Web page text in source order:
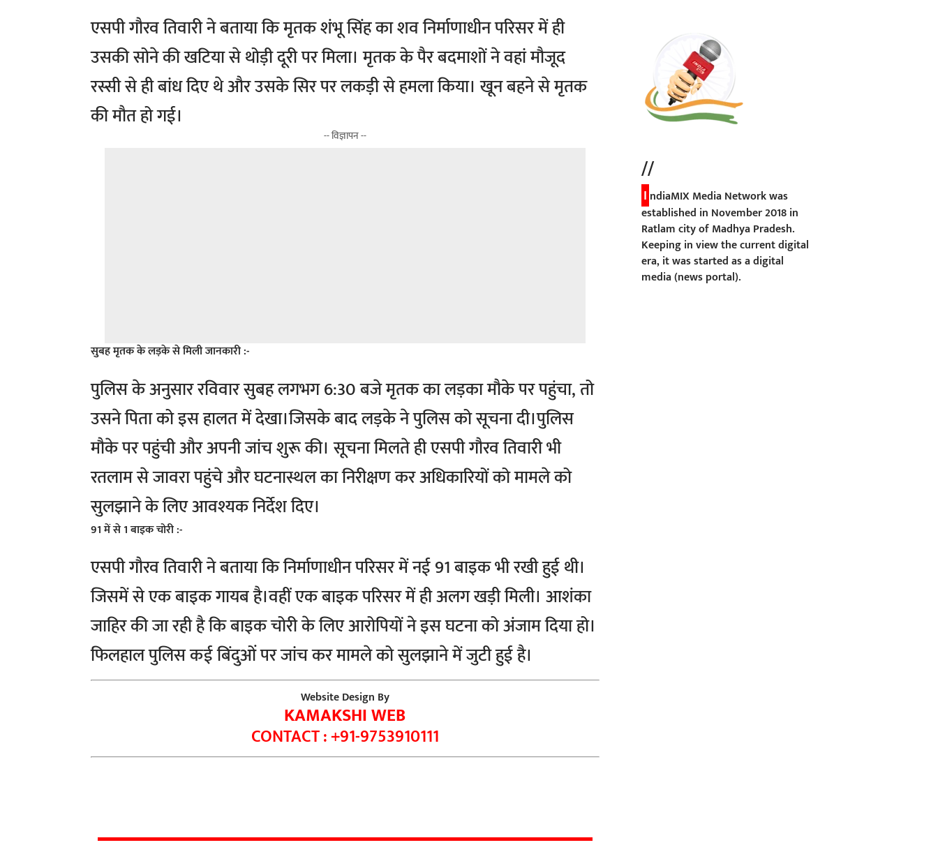
एसपी गौरव तिवारी ने बताया कि मृतक शंभू सिंह का शव निर्माणाधीन परिसर में ही
उसकी सोने की खटिया से थोड़ी दूरी पर मिला। मृतक के पैर बदमाशों ने वहां मौजूद
रस्सी से ही बांध दिए थे और उसके सिर पर लकड़ी से हमला किया। खून बहने से मृतक
की मौत हो गई।
-- विज्ञापन --
सुबह मृतक के लड़के से मिली जानकारी :-
पुलिस के अनुसार रविवार सुबह लगभग 6:30 बजे मृतक का लड़का मौके पर पहुंचा, तो
उसने पिता को इस हालत में देखा।जिसके बाद लड़के ने पुलिस को सूचना दी।पुलिस
मौके पर पहुंची और अपनी जांच शुरू की। सूचना मिलते ही एसपी गौरव तिवारी भी
रतलाम से जावरा पहुंचे और घटनास्थल का निरीक्षण कर अधिकारियों को मामले को
सुलझाने के लिए आवश्यक निर्देश दिए।
91 में से 1 बाइक चोरी :-
एसपी गौरव तिवारी ने बताया कि निर्माणाधीन परिसर में नई 91 बाइक भी रखी हुई थी।
जिसमें से एक बाइक गायब है।वहीं एक बाइक परिसर में ही अलग खड़ी मिली। आशंका
जाहिर की जा रही है कि बाइक चोरी के लिए आरोपियों ने इस घटना को अंजाम दिया हो।
फिलहाल पुलिस कई बिंदुओं पर जांच कर मामले को सुलझाने में जुटी हुई है।
Website Design By
KAMAKSHI WEB
CONTACT : +91-9753910111
//
I ndiaMIX Media Network was
established in November 2018 in
Ratlam city of Madhya Pradesh.
Keeping in view the current digital
era, it was started as a digital
media (news portal).